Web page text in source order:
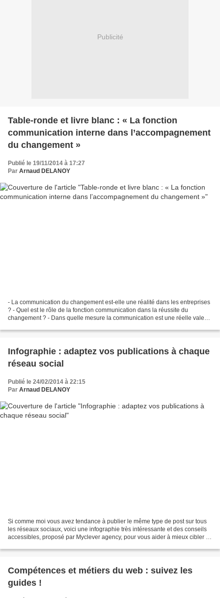
Publicité
Table-ronde et livre blanc : « La fonction
communication interne dans l’accompagnement
du changement »
Publié le 19/11/2014 à 17:27
Par Arnaud DELANOY
- La communication du changement est-elle une réalité dans les entreprises
? - Quel est le rôle de la fonction communication dans la réussite du
changement ? - Dans quelle mesure la communication est une réelle valeur
Infographie : adaptez vos publications à chaque
réseau social
Publié le 24/02/2014 à 22:15
Par Arnaud DELANOY
Si comme moi vous avez tendance à publier le même type de post sur tous
les réseaux sociaux, voici une infographie très intéressante et des conseils
accessibles, proposé par Myclever agency, pour vous aider à mieux cibler et
Compétences et métiers du web : suivez les
guides !